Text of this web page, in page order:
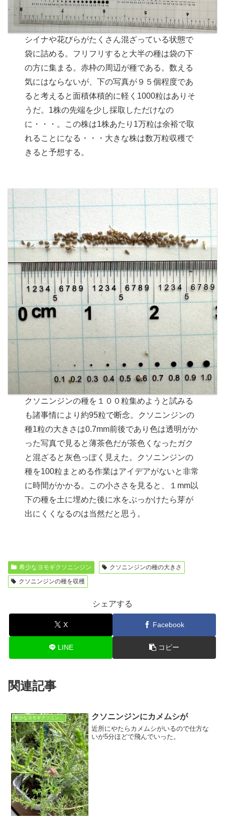
シイナや花びらがたくさん混ざっている状態で
袋に詰める。フリフリすると大半の種は袋の下
の方に集まる。赤枠の周辺が種である。数える
気にはならないが、下の写真が９５個程度であ
ると考えると面積体積的に軽く1000粒はありそ
うだ。1株の先端を少し採取しただけなの
に・・・。この株は1株あたり1万粒は余裕で取
れることになる・・・大きな株は数万粒収穫で
きると予想する。
クソニンジンの種を１００粒集めようと試みる
も諸事情により約95粒で断念。クソニンジンの
種1粒の大きさは0.7mm前後であり色は透明がか
った写真で見ると薄茶色だが茶色くなったガク
と混ざると灰色っぽく見えた。クソニンジンの
種を100粒まとめる作業はアイデアがないと非常
に時間がかかる。この小ささを見ると、１mm以
下の種を土に埋めた後に水をぶっかけたら芽が
出にくくなるのは当然だと思う。
希少なヨモギクソニンジン
クソニンジンの種の大きさ
クソニンジンの種を収穫
シェアする
X Facebook
LINE コピー
関連記事
クソニンジンにカメムシが
近所にやたらカメムシがいるので仕方な
いが5分ほどで飛んでいった。